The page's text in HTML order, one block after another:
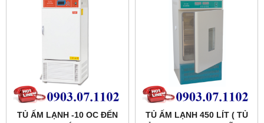
TỦ ẤM LẠNH -10 OC ĐẾN
TỦ ẤM LẠNH 450 LÍT ( TỦ